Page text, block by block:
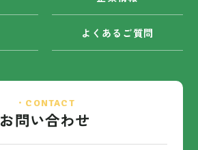
よくあるご質問
・CONTACT
お問い合わせ